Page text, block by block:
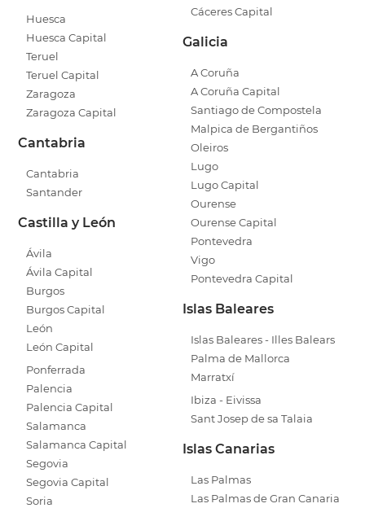
Huesca
Huesca Capital
Teruel
Teruel Capital
Zaragoza
Zaragoza Capital
Cantabria
Cantabria
Santander
Castilla y León
Ávila
Ávila Capital
Burgos
Burgos Capital
León
León Capital
Ponferrada
Palencia
Palencia Capital
Salamanca
Salamanca Capital
Segovia
Segovia Capital
Soria
Cáceres Capital
Galicia
A Coruña
A Coruña Capital
Santiago de Compostela
Malpica de Bergantiños
Oleiros
Lugo
Lugo Capital
Ourense
Ourense Capital
Pontevedra
Vigo
Pontevedra Capital
Islas Baleares
Islas Baleares - Illes Balears
Palma de Mallorca
Marratxí
Ibiza - Eivissa
Sant Josep de sa Talaia
Islas Canarias
Las Palmas
Las Palmas de Gran Canaria